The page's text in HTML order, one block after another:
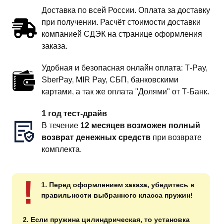
Доставка по всей России. Оплата за доставку
при получении. Расчёт стоимости доставки
компанией СДЭК на странице оформления
заказа.
Удобная и безопасная онлайн оплата: T‑Pay,
SberPay, MIR Pay, СБП, банковскими
картами, а так же оплата "Долями" от Т-Банк.
1 год тест-драйв
В течение 12 месяцев возможен полный
возврат денежных средств при возврате
комплекта.
!
1. Перед оформлением заказа, убедитесь в
правильности выбранного класса пружин!
2. Если пружина цилиндрическая, то установка